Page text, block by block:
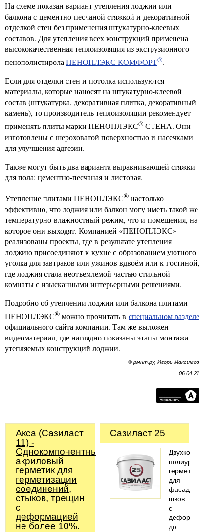
На схеме показан вариант утепления лоджии или
балкона с цементно-песчаной стяжкой и декоративной
отделкой стен без применения штукатурно-клеевых
составов. Для утепления всех конструкций применена
высококачественная теплоизоляция из экструзионного
пенополистиролаПЕНОПЛЭКС КОМФОРТ®.
Если для отделки стен и потолка используются
материалы, которые наносят на штукатурно-клеевой
состав (штукатурка, декоративная плитка, декоративный
камень), то производитель теплоизоляции рекомендует
применять плиты марки ПЕНОПЛЭКС® СТЕНА. Они
изготовлены с шероховатой поверхностью и насечками
для улучшения адгезии.
Также могут быть два варианта выравнивающей стяжки
для пола: цементно-песчаная и листовая.
Утепление плитами ПЕНОПЛЭКС® настолько
эффективно, что лоджия или балкон могу иметь такой же
температурно-влажностный режим, что и помещения, на
которое они выходят. Компанией «ПЕНОПЛЭКС»
реализованы проекты, где в результате утепления
лоджию присоединяют к кухне с образованием уютного
уголка для завтраков или ужинов вдвоём или к гостиной,
где лоджия стала неотъемлемой частью стильной
комнаты с изысканными интерьерными решениями.
Подробно об утеплении лоджии или балкона плитами
ПЕНОПЛЭКС® можно прочитать в специальном разделе
официального сайта компании. Там же выложен
видеоматериал, где наглядно показаны этапы монтажа
утепляемых конструкций лоджии.
© рмнт.ру, Игорь Максимов
06.04.21
Акса (Сазиласт
11) -
Однокомпонентный
акриловый
герметик для
герметизации
соединений,
стыков, трещин
с
деформацией
не более 10%.
Сазиласт 25
герметик
для
фасадных
швов
с
деформацией
до